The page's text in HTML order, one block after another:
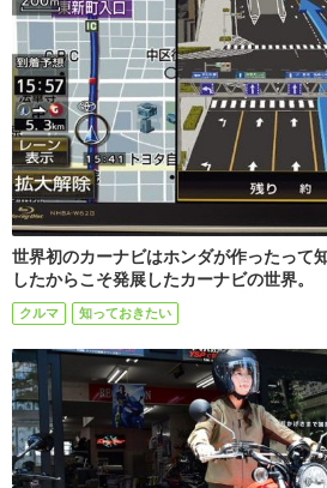
世界初のカーナビはホンダが作ったって
したからこそ発展したカーナビの世界。
クルマ 知っておきたい